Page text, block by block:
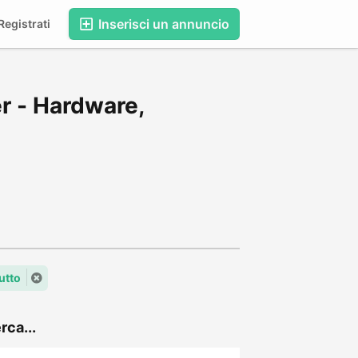
Inserisci un annuncio
- Hardware,